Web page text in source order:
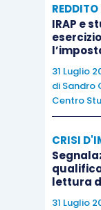
Comunque,
quella del
attuative
196 del
l’ottenimento
Tra questi,
IRAP e
31 Luglio
di Sandro
Centro
CRISI
lettura
31 Luglio